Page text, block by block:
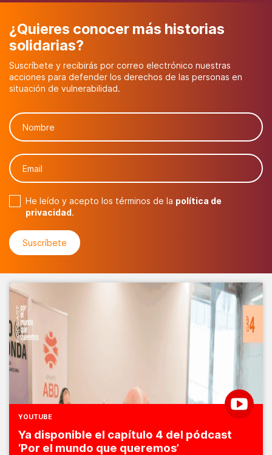
¿Quieres conocer más historias
solidarias?
Suscríbete y recibirás por correo electrónico nuestras
acciones para defender los derechos de las personas en
situación de vulnerabilidad.
He leído y acepto los términos de la política de
privacidad.
YOUTUBE
Ya disponible el capítulo 4 del pódcast
‘Por el mundo que queremos’